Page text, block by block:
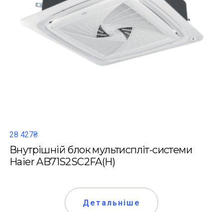
28 427₴
Внутрішній блок мультиспліт-системи
Haier AB71S2SC2FA(H)
Детальніше